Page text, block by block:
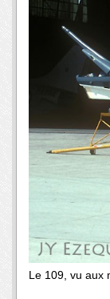
Le 109, vu aux